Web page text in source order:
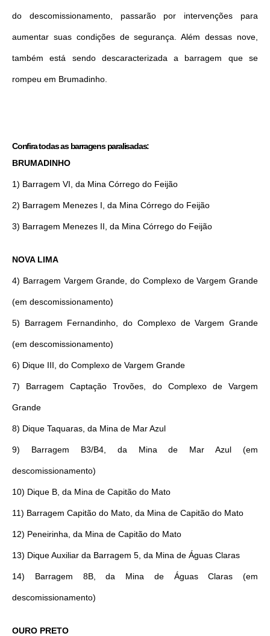
do descomissionamento, passarão por intervenções para
aumentar suas condições de segurança. Além dessas nove,
também está sendo descaracterizada a barragem que se
rompeu em Brumadinho.
Confira todas as barragens paralisadas:
BRUMADINHO
1) Barragem VI, da Mina Córrego do Feijão
2) Barragem Menezes I, da Mina Córrego do Feijão
3) Barragem Menezes II, da Mina Córrego do Feijão
NOVA LIMA
4) Barragem Vargem Grande, do Complexo de Vargem Grande
(em descomissionamento)
5) Barragem Fernandinho, do Complexo de Vargem Grande
(em descomissionamento)
6) Dique III, do Complexo de Vargem Grande
7) Barragem Captação Trovões, do Complexo de Vargem
Grande
8) Dique Taquaras, da Mina de Mar Azul
9) Barragem B3/B4, da Mina de Mar Azul (em
descomissionamento)
10) Dique B, da Mina de Capitão do Mato
11) Barragem Capitão do Mato, da Mina de Capitão do Mato
12) Peneirinha, da Mina de Capitão do Mato
13) Dique Auxiliar da Barragem 5, da Mina de Águas Claras
14) Barragem 8B, da Mina de Águas Claras (em
descomissionamento)
OURO PRETO